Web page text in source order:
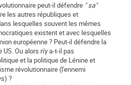
peut-il défendre " sa"
les autres républiques et
lesquelles souvent les mêmes
existent et avec lesquelles
européenne ? Peut-il défendre la
Ou alors n'y a-t-il pas
et la politique de Lénine et
révolutionnaire (l'ennemi
?